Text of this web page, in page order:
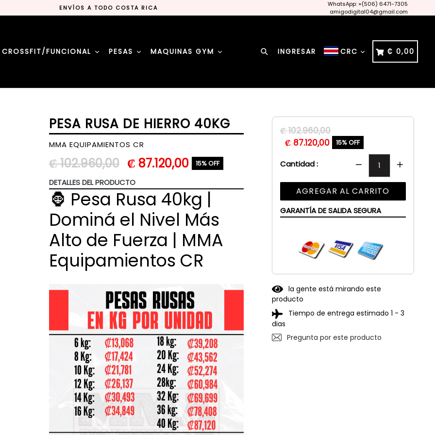
ENVÍOS A TODO COSTA RICA
#MMAEQUIPAMIENTOSCR
LA MEJOR TIENDA DE DEPORTES
WhatsApp: +(506) 6471-7305
amigodigital04@gmail.com
CROSSFIT/FUNCIONAL PESAS MAQUINAS GYM Buscar
INGRESAR CRC CARRITO
CARRITO
₡ 0,00
PESA RUSA DE HIERRO 40KG
MMA EQUIPAMIENTOS CR
Precio
habitual
₡ 102.960,00 ₡ 87.120,00 15% OFF
DETALLES DEL PRODUCTO
🦍 Pesa Rusa 40kg |
Dominá el Nivel Más
Alto de Fuerza | MMA
Equipamientos CR
Precio
habitual
₡ 102.960,00
₡ 87.120,00
15% OFF
Cantidad :
AGREGAR AL CARRITO
GARANTÍA DE SALIDA SEGURA
la gente está mirando este
producto
Tiempo de entrega estimado 1 - 3
dias
Pregunta por este producto